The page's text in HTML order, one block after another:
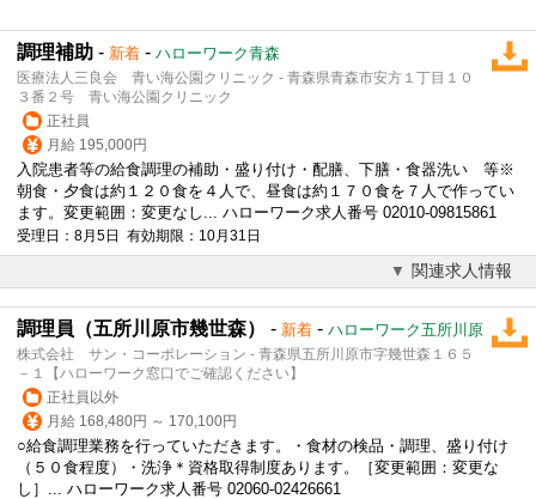
調理補助 - 新着 - ハローワーク青森
医療法人三良会 青い海公園クリニック - 青森県青森市安方１丁目１０
３番２号 青い海公園クリニック
正社員
月給 195,000円
入院患者等の給食調理の補助・盛り付け・配膳、下膳・食器洗い 等※
朝食・夕食は約１２０食を４人で、昼食は約１７０食を７人で作ってい
ます。変更範囲：変更なし... ハローワーク求人番号 02010-09815861
受理日：8月5日 有効期限：10月31日
関連求人情報
調理員（五所川原市幾世森） - 新着 - ハローワーク五所川原
株式会社 サン・コーポレーション - 青森県五所川原市字幾世森１６５
－１【ハローワーク窓口でご確認ください】
正社員以外
月給 168,480円 ～ 170,100円
○給食調理業務を行っていただきます。・食材の検品・調理、盛り付け
（５０食程度）・洗浄＊資格取得制度あります。［変更範囲：変更な
し］... ハローワーク求人番号 02060-02426661